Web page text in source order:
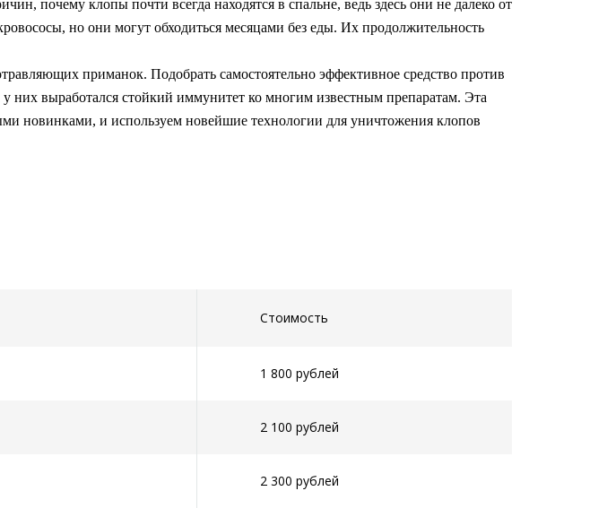
почему клопы почти всегда находятся в спальне, ведь здесь они не далеко от
но они могут обходиться месяцами без еды. Их продолжительность
приманок. Подобрать самостоятельно эффективное средство против
них выработался стойкий иммунитет ко многим известным препаратам. Эта
новинками, и используем новейшие технологии для уничтожения клопов
Стоимость
1 800 рублей
2 100 рублей
2 300 рублей